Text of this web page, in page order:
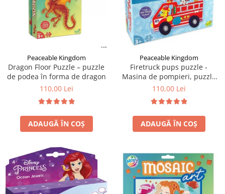
Peaceable Kingdom
Dragon Floor Puzzle – puzzle
de podea în forma de dragon
110,00 Lei
ADAUGĂ ÎN COȘ
Peaceable Kingdom
Firetruck pups puzzle -
Masina de pompieri, puzzle
mare de podea
110,00 Lei
ADAUGĂ ÎN COȘ